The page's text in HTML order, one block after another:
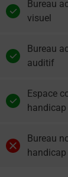
Bureau
visuel
Bureau
auditif
Espace
Bureau